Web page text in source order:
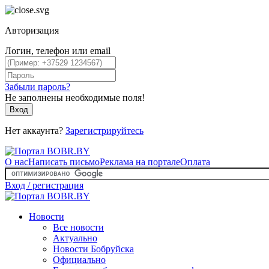
Авторизация
Логин, телефон или email
Забыли пароль?
Не заполнены необходимые поля!
Вход
Нет аккаунта? Зарегистрируйтесь
О насНаписать письмоРеклама на порталеОплата
Вход / регистрация
Новости
Все новости
Актуально
Новости Бобруйска
Официально